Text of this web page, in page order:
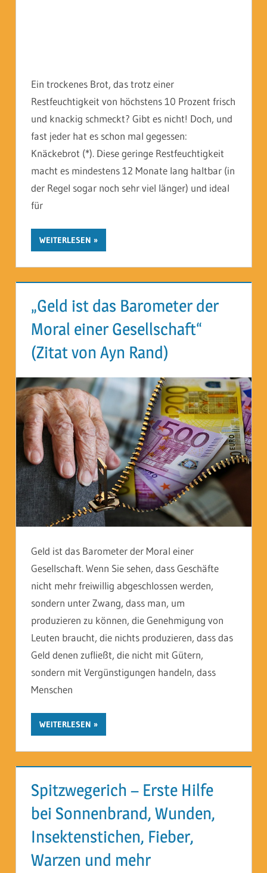
Ein trockenes Brot, das trotz einer
Restfeuchtigkeit von höchstens 10 Prozent frisch
und knackig schmeckt? Gibt es nicht! Doch, und
fast jeder hat es schon mal gegessen:
Knäckebrot (*). Diese geringe Restfeuchtigkeit
macht es mindestens 12 Monate lang haltbar (in
der Regel sogar noch sehr viel länger) und ideal
für
WEITERLESEN
„Geld ist das Barometer der
Moral einer Gesellschaft“
(Zitat von Ayn Rand)
Geld ist das Barometer der Moral einer
Gesellschaft. Wenn Sie sehen, dass Geschäfte
nicht mehr freiwillig abgeschlossen werden,
sondern unter Zwang, dass man, um
produzieren zu können, die Genehmigung von
Leuten braucht, die nichts produzieren, dass das
Geld denen zufließt, die nicht mit Gütern,
sondern mit Vergünstigungen handeln, dass
Menschen
WEITERLESEN
Spitzwegerich – Erste Hilfe
bei Sonnenbrand, Wunden,
Insektenstichen, Fieber,
Warzen und mehr